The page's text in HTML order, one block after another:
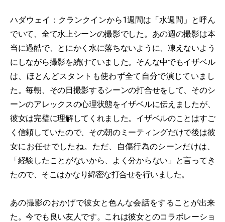
ハダウェイ：クランクインから1週間は「水週間」と呼ん
でいて、全て水上シーンの撮影でした。あの週の撮影は本
当に過酷で、とにかく水に落ちないように、凍えないよう
にしながら撮影を続けていました。そんな中でもイザベル
は、ほとんどスタントも使わず全て自分で演じていまし
た。毎朝、その日撮影するシーンの打合せをして、そのシ
ーンのアレックスの心理状態をイザベルに伝えましたが、
彼女は完璧に理解してくれました。イザベルのことはすご
く信頼していたので、その朝のミーティングだけで後は彼
女にお任せでしたね。ただ、自傷行為のシーンだけは、
「経験したことがないから、よく分からない」と言ってき
たので、そこはかなり綿密な打合せを行いました。
あの撮影のおかげで彼女と色んな会話をすることが出来
た。今でも良い友人です。これは彼女とのコラボレーショ